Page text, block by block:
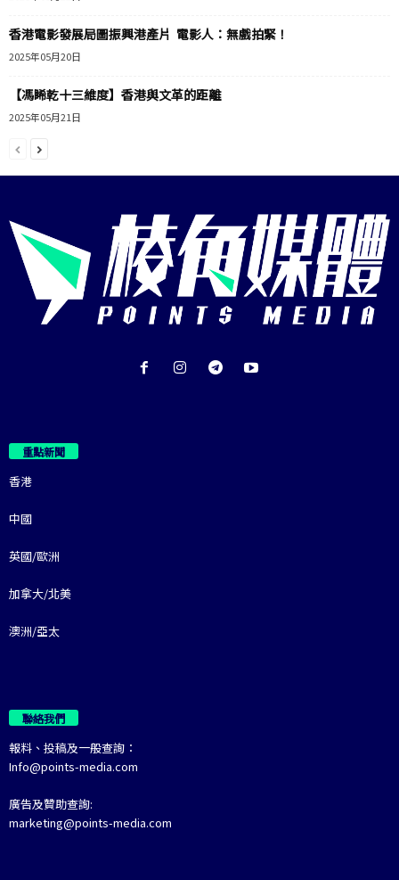
香港電影發展局圖振興港產片 電影人：無戲拍緊！
2025年05月20日
【馮睎乾十三維度】香港與文革的距離
2025年05月21日
重點新聞
香港
中國
英國/歐洲
加拿大/北美
澳洲/亞太
聯絡我們
報料、投稿及一般查詢：
Info@points-media.com
廣告及贊助查詢:
marketing@points-media.com